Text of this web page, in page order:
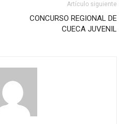
Artículo siguiente
CONCURSO REGIONAL DE
CUECA JUVENIL